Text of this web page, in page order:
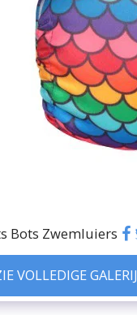
Bots Zwemluiers
VOLLEDIGE GALERIJ